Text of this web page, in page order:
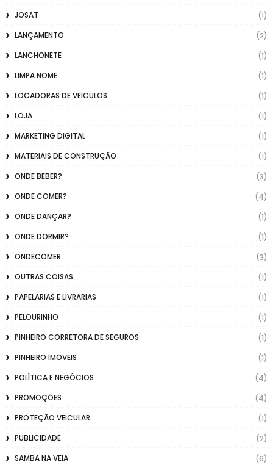
JOSAT
(1)
LANÇAMENTO
(2)
LANCHONETE
(1)
LIMPA NOME
(1)
LOCADORAS DE VEICULOS
(1)
LOJA
(1)
MARKETING DIGITAL
(1)
MATERIAIS DE CONSTRUÇÃO
(1)
ONDE BEBER?
(3)
ONDE COMER?
(4)
ONDE DANÇAR?
(1)
ONDE DORMIR?
(1)
ONDECOMER
(3)
OUTRAS COISAS
(1)
PAPELARIAS E LIVRARIAS
(1)
PELOURINHO
(1)
PINHEIRO CORRETORA DE SEGUROS
(1)
PINHEIRO IMOVEIS
(1)
POLÍTICA E NEGÓCIOS
(4)
PROMOÇÕES
(4)
PROTEÇÃO VEICULAR
(1)
PUBLICIDADE
(2)
SAMBA NA VEIA
(6)